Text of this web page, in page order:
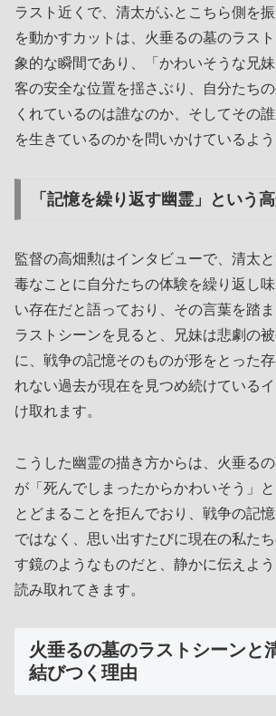
ラスト近くで、清太がふとこちら側を
を動かすカットは、火垂るの墓のラス
象的な瞬間であり、「かわいそうな兄
客の安全な位置を揺さぶり、自分たち
くれているのは誰なのか、そしてその
を生きているのかを問いかけているよう
「記憶を繰り返す幽霊」という
監督の高畑勲はインタビューで、清太
毒なことに自分たちの体験を繰り返し
い存在だと語っており、その言葉を踏
ラストシーンを見ると、兄妹は悲劇の
に、戦争の記憶そのものが形をとった
れない過去が現在を見つめ続けている
け取れます。
こうした幽霊の描き方からは、火垂る
が「死んでしまったからかわいそう」
とどまることを拒んでおり、戦争の記
ではなく、思い出すたびに現在の私た
す鏡のようなものだと、静かに伝えよ
読み取れてきます。
火垂るの墓のラストシーンと
結びつく理由